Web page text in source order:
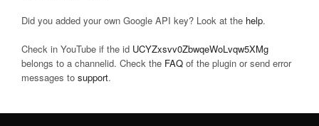
Did you added your own Google API key? Look at the help.
Check in YouTube if the id UCYZxsvv0ZbwqeWoLvqw5XMg
belongs to a channelid. Check the FAQ of the plugin or send error
messages to support.